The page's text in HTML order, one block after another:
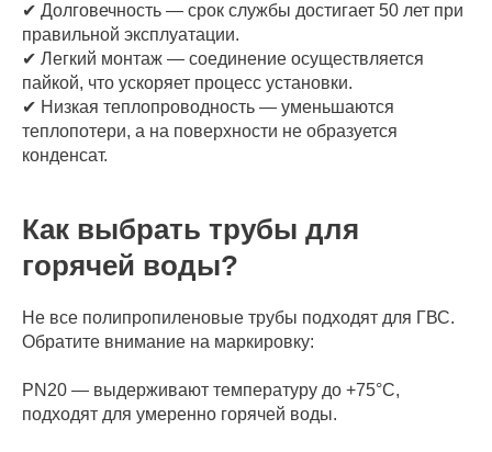
✔ Долговечность — срок службы достигает 50 лет при
правильной эксплуатации.
✔ Легкий монтаж — соединение осуществляется
пайкой, что ускоряет процесс установки.
✔ Низкая теплопроводность — уменьшаются
теплопотери, а на поверхности не образуется
конденсат.
Как выбрать трубы для
горячей воды?
Не все полипропиленовые трубы подходят для ГВС.
Обратите внимание на маркировку:
PN20 — выдерживают температуру до +75°C,
подходят для умеренно горячей воды.